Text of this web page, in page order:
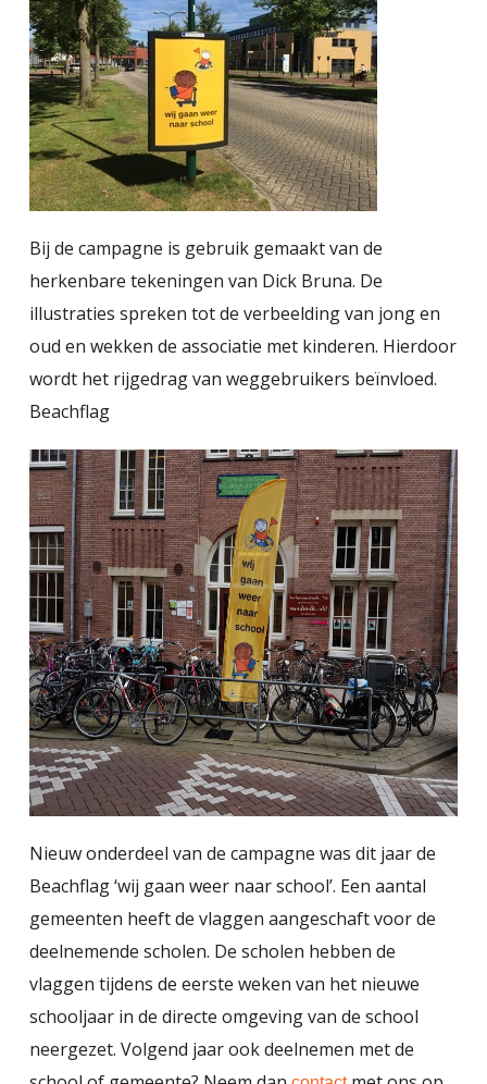
Bij de campagne is gebruik gemaakt van de
herkenbare tekeningen van Dick Bruna. De
illustraties spreken tot de verbeelding van jong en
oud en wekken de associatie met kinderen. Hierdoor
wordt het rijgedrag van weggebruikers beïnvloed.
Beachflag
Nieuw onderdeel van de campagne was dit jaar de
Beachflag ‘wij gaan weer naar school’. Een aantal
gemeenten heeft de vlaggen aangeschaft voor de
deelnemende scholen. De scholen hebben de
vlaggen tijdens de eerste weken van het nieuwe
schooljaar in de directe omgeving van de school
neergezet. Volgend jaar ook deelnemen met de